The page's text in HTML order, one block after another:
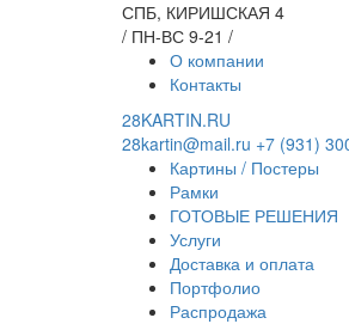
СПБ, КИРИШСКАЯ 4
/ ПН-ВС 9-21 /
О компании
Контакты
28KARTIN.RU
28kartin@mail.ru +7 (931)
Картины / Постеры
Рамки
ГОТОВЫЕ РЕШЕНИЯ
Услуги
Доставка и оплата
Портфолио
Распродажа